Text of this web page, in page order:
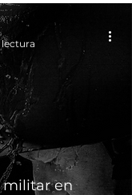
militar en